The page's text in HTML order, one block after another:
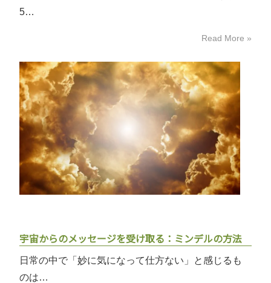
5…
Read More »
宇宙からのメッセージを受け取る：ミンデルの方法
日常の中で「妙に気になって仕方ない」と感じるも
のは…